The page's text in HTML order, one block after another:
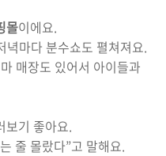
몰이에요.
녁마다 분수쇼도 펼쳐져요.
매장도 있어서 아이들과
보기 좋아요.
줄 몰랐다”고 말해요.